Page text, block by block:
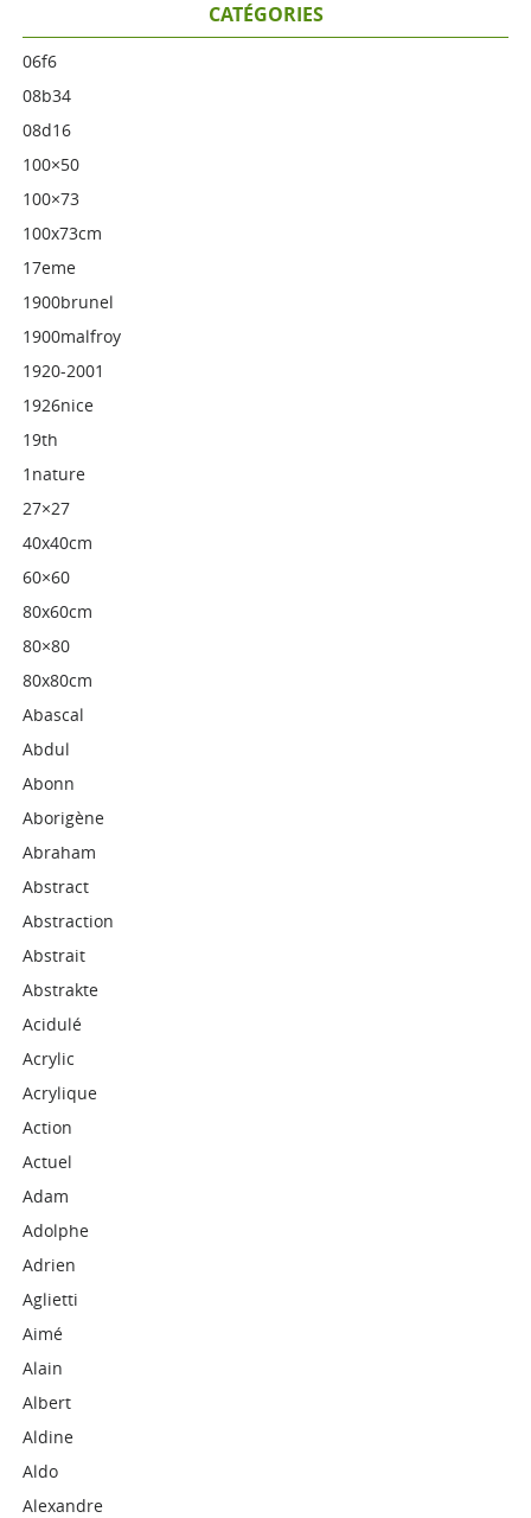
CATÉGORIES
06f6
08b34
08d16
100×50
100×73
100x73cm
17eme
1900brunel
1900malfroy
1920-2001
1926nice
19th
1nature
27×27
40x40cm
60×60
80x60cm
80×80
80x80cm
Abascal
Abdul
Abonn
Aborigène
Abraham
Abstract
Abstraction
Abstrait
Abstrakte
Acidulé
Acrylic
Acrylique
Action
Actuel
Adam
Adolphe
Adrien
Aglietti
Aimé
Alain
Albert
Aldine
Aldo
Alexandre